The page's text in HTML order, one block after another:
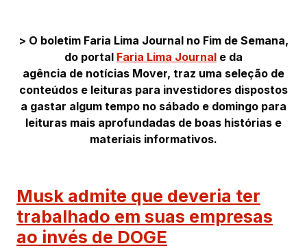
> O boletim Faria Lima Journal no Fim de Semana,
do portal Faria Lima Journale da
agência de notícias Mover, traz uma seleção de
conteúdos e leituras para investidores dispostos
a gastar algum tempo no sábado e domingo para
leituras mais aprofundadas de boas histórias e
materiais informativos.
Musk admite que deveria ter
trabalhado em suas empresas
ao invés de DOGE